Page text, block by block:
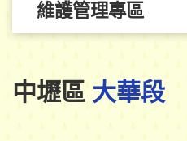
維護管理專區
中壢區大華段